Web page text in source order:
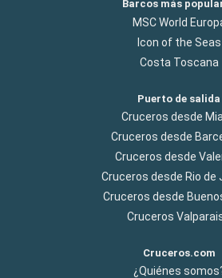
Barcos más
MSC World
Icon of the Seas
Costa Toscana
Puerto de salida
Cruceros desde
Cruceros desde
Cruceros desde
Cruceros desde Rio de
Cruceros desde
Cruceros
Cruceros.com
¿Quiénes